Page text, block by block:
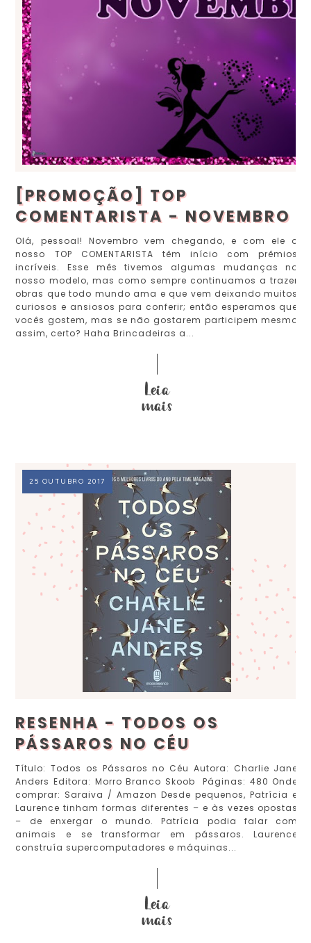
[PROMOÇÃO] TOP
COMENTARISTA - NOVEMBRO
Olá, pessoal! Novembro vem chegando, e com ele o
nosso TOP COMENTARISTA têm início com prêmios
incríveis. Esse mês tivemos algumas mudanças no
nosso modelo, mas como sempre continuamos a trazer
obras que todo mundo ama e que vem deixando muitos
curiosos e ansiosos para conferir; então esperamos que
vocês gostem, mas se não gostarem participem mesmo
assim, certo? Haha Brincadeiras a...
25 OUTUBRO 2017
RESENHA - TODOS OS
PÁSSAROS NO CÉU
Título: Todos os Pássaros no Céu Autora: Charlie Jane
Anders Editora: Morro Branco Skoob Páginas: 480 Onde
comprar: Saraiva / Amazon Desde pequenos, Patrícia e
Laurence tinham formas diferentes – e às vezes opostas
– de enxergar o mundo. Patrícia podia falar com
animais e se transformar em pássaros. Laurence
construía supercomputadores e máquinas...